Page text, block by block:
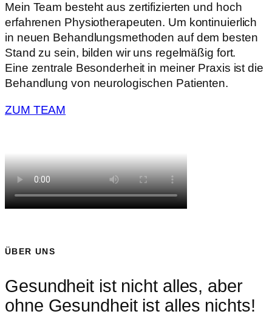
Mein Team besteht aus zertifizierten und hoch
erfahrenen Physiotherapeuten. Um kontinuierlich
in neuen Behandlungsmethoden auf dem besten
Stand zu sein, bilden wir uns regelmäßig fort.
Eine zentrale Besonderheit in meiner Praxis ist die
Behandlung von neurologischen Patienten.
ZUM TEAM
ÜBER UNS
Gesundheit ist nicht alles, aber
ohne Gesundheit ist alles nichts!